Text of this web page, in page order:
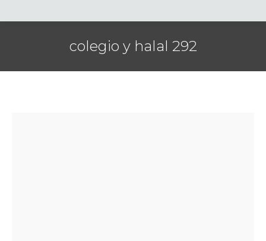
colegio y halal 292